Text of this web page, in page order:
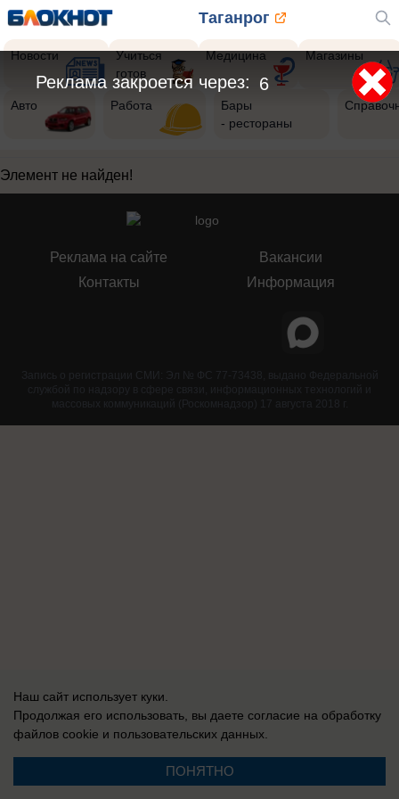
Таганрог
Новости
Учиться
готов
Медицина Магазины
Авто Работа
Бары
- рестораны
Элемент не найден!
Реклама на сайте
Контакты
Вакансии
Информация
Запись о регистрации СМИ: Эл № ФС 77-73438, выдано Федеральной
службой по надзору в сфере связи, информационных технологий и
массовых коммуникаций (Роскомнадзор) 17 августа 2018 г.
Наш сайт использует куки.
Продолжая его использовать, вы даете согласие на обработку
файлов cookie и пользовательских данных.
ПОНЯТНО
6
Реклама закроется через: